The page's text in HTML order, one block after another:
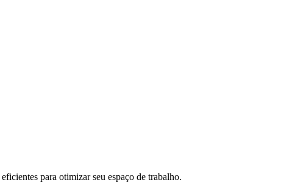
para otimizar seu espaço de trabalho.